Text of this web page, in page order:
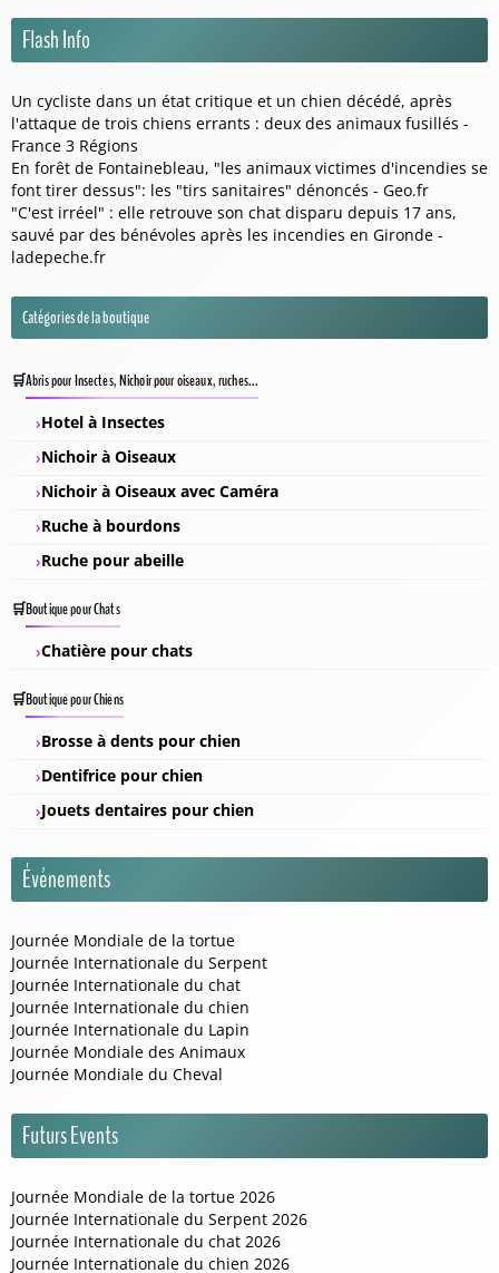
Flash Info
Un cycliste dans un état critique et un chien décédé, après
l'attaque de trois chiens errants : deux des animaux fusillés -
France 3 Régions
En forêt de Fontainebleau, "les animaux victimes d'incendies se
font tirer dessus": les "tirs sanitaires" dénoncés - Geo.fr
"C'est irréel" : elle retrouve son chat disparu depuis 17 ans,
sauvé par des bénévoles après les incendies en Gironde -
ladepeche.fr
Catégories de la boutique
Abris pour Insectes, Nichoir pour oiseaux, ruches...
Hotel à Insectes
Nichoir à Oiseaux
Nichoir à Oiseaux avec Caméra
Ruche à bourdons
Ruche pour abeille
Boutique pour Chats
Chatière pour chats
Boutique pour Chiens
Brosse à dents pour chien
Dentifrice pour chien
Jouets dentaires pour chien
Événements
Journée Mondiale de la tortue
Journée Internationale du Serpent
Journée Internationale du chat
Journée Internationale du chien
Journée Internationale du Lapin
Journée Mondiale des Animaux
Journée Mondiale du Cheval
Futurs Events
Journée Mondiale de la tortue 2026
Journée Internationale du Serpent 2026
Journée Internationale du chat 2026
Journée Internationale du chien 2026